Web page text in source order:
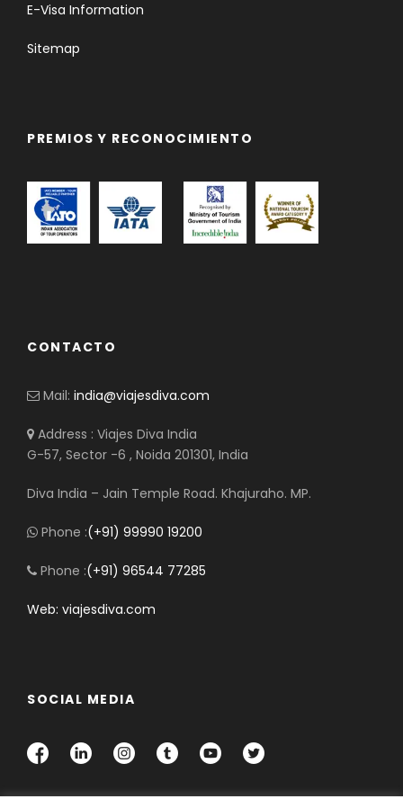
E-Visa Information
Sitemap
PREMIOS Y RECONOCIMIENTO
CONTACTO
Mail: india@viajesdiva.com
Address : Viajes Diva India
G-57, Sector -6 , Noida 201301, India
Diva India – Jain Temple Road. Khajuraho. MP.
Phone :(+91) 99990 19200
Phone :(+91) 96544 77285
Web: viajesdiva.com
SOCIAL MEDIA